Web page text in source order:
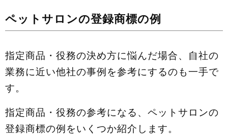
ペットサロンの登録商標の例
指定商品・役務の決め方に悩んだ場合、自社の
業務に近い他社の事例を参考にするのも一手で
す。
指定商品・役務の参考になる、ペットサロンの
登録商標の例をいくつか紹介します。